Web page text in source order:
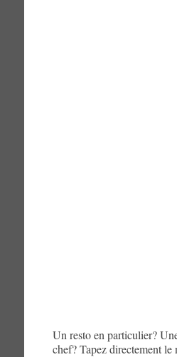
Un resto en particulier?
chef? Tapez directement le